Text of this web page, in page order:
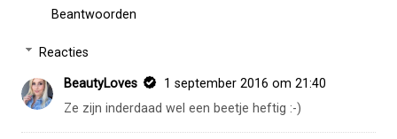
Beantwoorden
Reacties
BeautyLoves
1 september 2016 om 21:40
Ze zijn inderdaad wel een beetje heftig :-)